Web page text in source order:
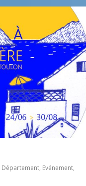
Département, Evénement,